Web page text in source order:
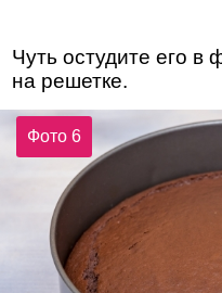
Чуть остудите его в
на решетке.
Фото 6